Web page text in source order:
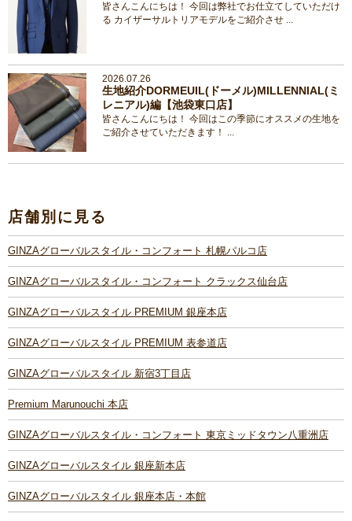
皆さんこんにちは！ 今回は弊社でお仕立てしていただけ
る カイザーサルトリアモデルをご紹介させ ...
2026.07.26
生地紹介DORMEUIL(ドーメル)MILLENNIAL(ミ
レニアル)編【池袋東口店】
皆さんこんにちは！ 今回はこの季節にオススメの生地を
ご紹介させていただきます！ ...
店舗別に見る
GINZAグローバルスタイル・コンフォート 札幌パルコ店
GINZAグローバルスタイル・コンフォート クラックス仙台店
GINZAグローバルスタイル PREMIUM 銀座本店
GINZAグローバルスタイル PREMIUM 表参道店
GINZAグローバルスタイル 新宿3丁目店
Premium Marunouchi 本店
GINZAグローバルスタイル・コンフォート 東京ミッドタウン八重洲店
GINZAグローバルスタイル 銀座新本店
GINZAグローバルスタイル 銀座本店・本館